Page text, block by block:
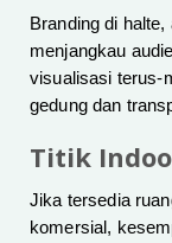
Branding di
menjangkau
visualisasi terus-
gedung dan
Titik
Jika tersedia
komersial,